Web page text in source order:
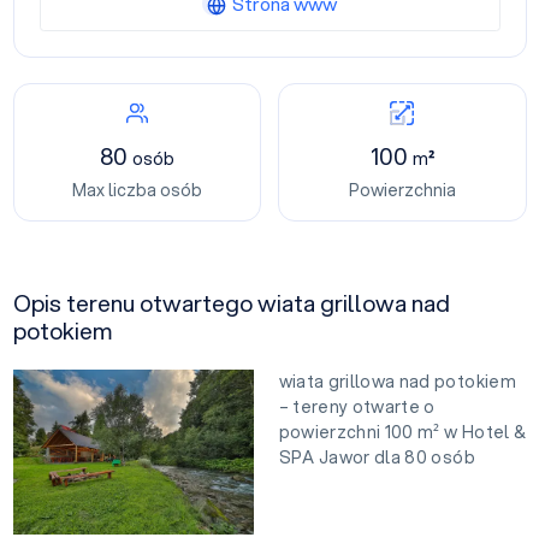
80 osób
Max liczba osób
100 m²
Powierzchnia
Opis terenu otwartego wiata grillowa nad
potokiem
wiata grillowa nad potokiem
– tereny otwarte o
powierzchni 100 m² w Hotel &
SPA Jawor dla 80 osób